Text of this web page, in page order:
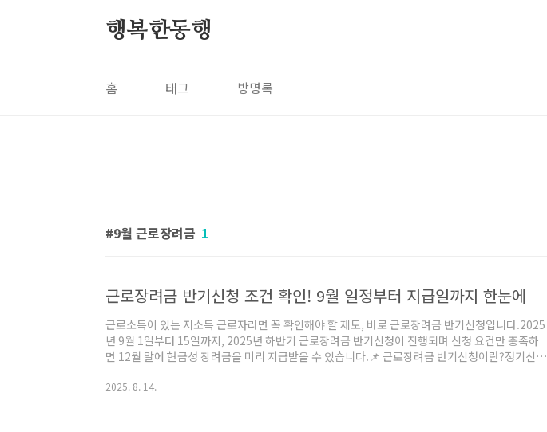
행복한동행
홈 태그 방명록
9월 근로장려금 1
근로장려금 반기신청 조건 확인! 9월 일정부터 지급일까지 한눈에
근로소득이 있는 저소득 근로자라면 꼭 확인해야 할 제도, 바로 근로장려금 반기신청입니다.2025
년 9월 1일부터 15일까지, 2025년 하반기 근로장려금 반기신청이 진행되며 신청 요건만 충족하
면 12월 말에 현금성 장려금을 미리 지급받을 수 있습니다.📌 근로장려금 반기신청이란?정기신청
상으로 상·하반기로 나누어 두 번 신청할 수 있습니다.예를 들어, 2025년 하반기에 근로소득이 발
2025. 8. 14.